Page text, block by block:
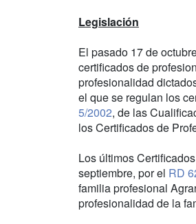
Legislación
El pasado 17 de
certificados de
profesionalidad
el que se regulan los
5/2002, de las
los Certificados de
Los últimos
septiembre, por el RD
familia profesional
profesionalidad de la